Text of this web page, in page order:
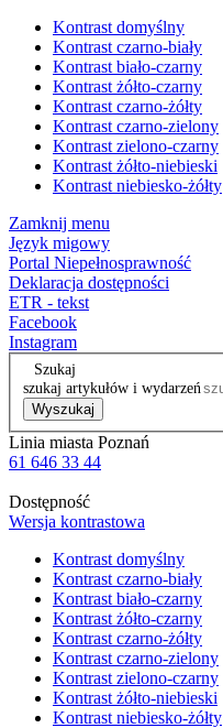
Kontrast domyślny
Kontrast czarno-biały
Kontrast biało-czarny
Kontrast żółto-czarny
Kontrast czarno-żółty
Kontrast czarno-zielony
Kontrast zielono-czarny
Kontrast żółto-niebieski
Kontrast niebiesko-żółty
Zamknij menu
Język migowy
Portal Niepełnosprawność
Deklaracja dostępności
ETR - tekst
Facebook
Instagram
Szukaj
szukaj artykułów i wydarzeń
Wyszukaj
Linia miasta Poznań
61 646 33 44
Dostępność
Wersja kontrastowa
Kontrast domyślny
Kontrast czarno-biały
Kontrast biało-czarny
Kontrast żółto-czarny
Kontrast czarno-żółty
Kontrast czarno-zielony
Kontrast zielono-czarny
Kontrast żółto-niebieski
Kontrast niebiesko-żółty